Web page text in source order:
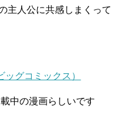
主人公に共感しまくって
グコミックス）
中の漫画らしいです